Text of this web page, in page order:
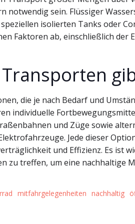
notwendig sein. Flüssiger
isolierten Tanks oder
Faktoren ab, einschließlich
die je nach Bedarf und
individuelle
und Züge sowie
Jede dieser
und Effizienz. Es ist
zu treffen, um eine nachhaltige
mitfahrgelegenheiten nachhaltig